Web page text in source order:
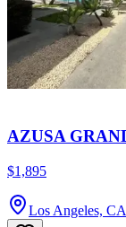
AZUSA
$1,895
Los Angeles, CA